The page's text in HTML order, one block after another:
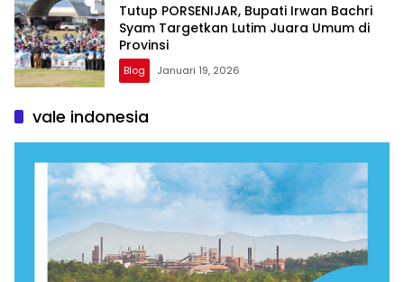
Tutup PORSENIJAR, Bupati Irwan Bachri
Syam Targetkan Lutim Juara Umum di
Provinsi
Blog Januari 19, 2026
vale indonesia